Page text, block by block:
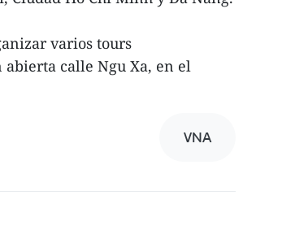
varios tours
calle Ngu Xa, en el
VNA